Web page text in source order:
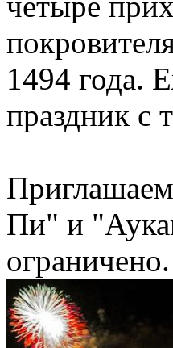
1494 года.
праздник с
Пи" и
ограничено.